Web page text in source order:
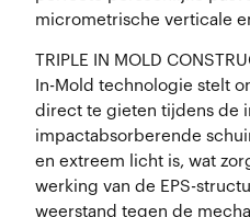
micrometrische verticale
TRIPLE IN MOLD
In-Mold technologie stelt
direct te gieten tijdens de
impactabsorberende
en extreem licht is, wat
werking van de EPS-
weerstand tegen de